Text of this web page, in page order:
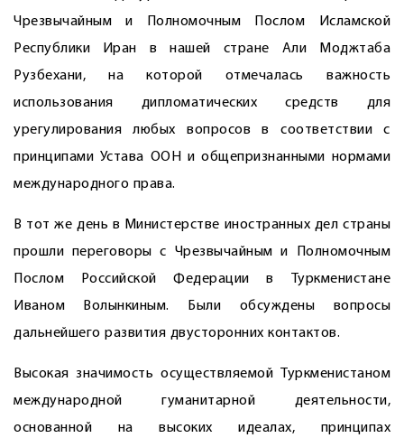
Чрезвычайным и Полномочным Послом Исламской
Республики Иран в нашей стране Али Моджтаба
Рузбехани, на которой отмечалась важность
использования дипломатических средств для
урегулирования любых вопросов в соответствии с
принципами Устава ООН и общепризнанными нормами
международного права.
В тот же день в Министерстве иностранных дел страны
прошли переговоры с Чрезвычайным и Полномочным
Послом Российской Федерации в Туркменистане
Иваном Волынкиным. Были обсуждены вопросы
дальнейшего развития двусторонних контактов.
Высокая значимость осуществляе­мой Туркменистаном
международной гуманитарной деятельности,
основанной на высоких идеалах, принципах